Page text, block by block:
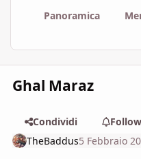
Panoramica
Ghal Maraz
Condividi
TheBaddus5 Febbraio